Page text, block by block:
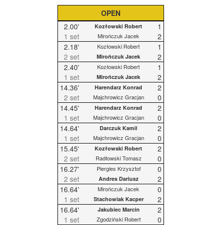
OPEN
2.00'
1 set
Kozłowski Robert 1
Mirończuk Jacek
2
2.18'
2 set
Kozłowski Robert 1
Mirończuk Jacek
2
2.40'
1 set
Kozłowski Robert 1
Mirończuk Jacek
2
14.36'
2 set
Harendarz Konrad 2
Majchrowicz Gracjan
0
14.45'
1 set
Harendarz Konrad 2
Majchrowicz Gracjan
0
14.64'
1 set
Darczuk Kamil 2
Majchrowicz Gracjan
0
15.45'
2 set
Kozłowski Robert 2
Radłowski Tomasz
0
16.27'
2 set
Piergies Krzysztof 0
Andres Dariusz
2
16.64'
1 set
Mirończuk Jacek 0
Stachowiak Kacper
2
16.64'
1 set
Jakubiec Marcin 2
Zgodziński Robert 0